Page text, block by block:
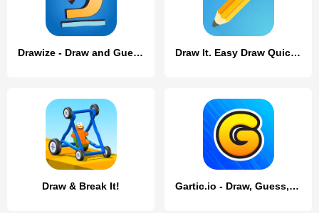
Drawize - Draw and Guess Draw It. Easy Draw Quick Game
Draw & Break It! Gartic.io - Draw, Guess, WIN